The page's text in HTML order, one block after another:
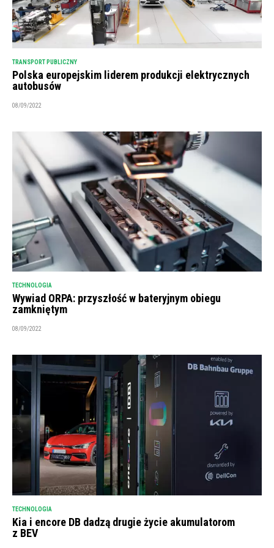
TRANSPORT PUBLICZNY
Polska europejskim liderem produkcji elektrycznych
autobusów
08/09/2022
TECHNOLOGIA
Wywiad ORPA: przyszłość w bateryjnym obiegu
zamkniętym
08/09/2022
TECHNOLOGIA
Kia i encore DB dadzą drugie życie akumulatorom
z BEV